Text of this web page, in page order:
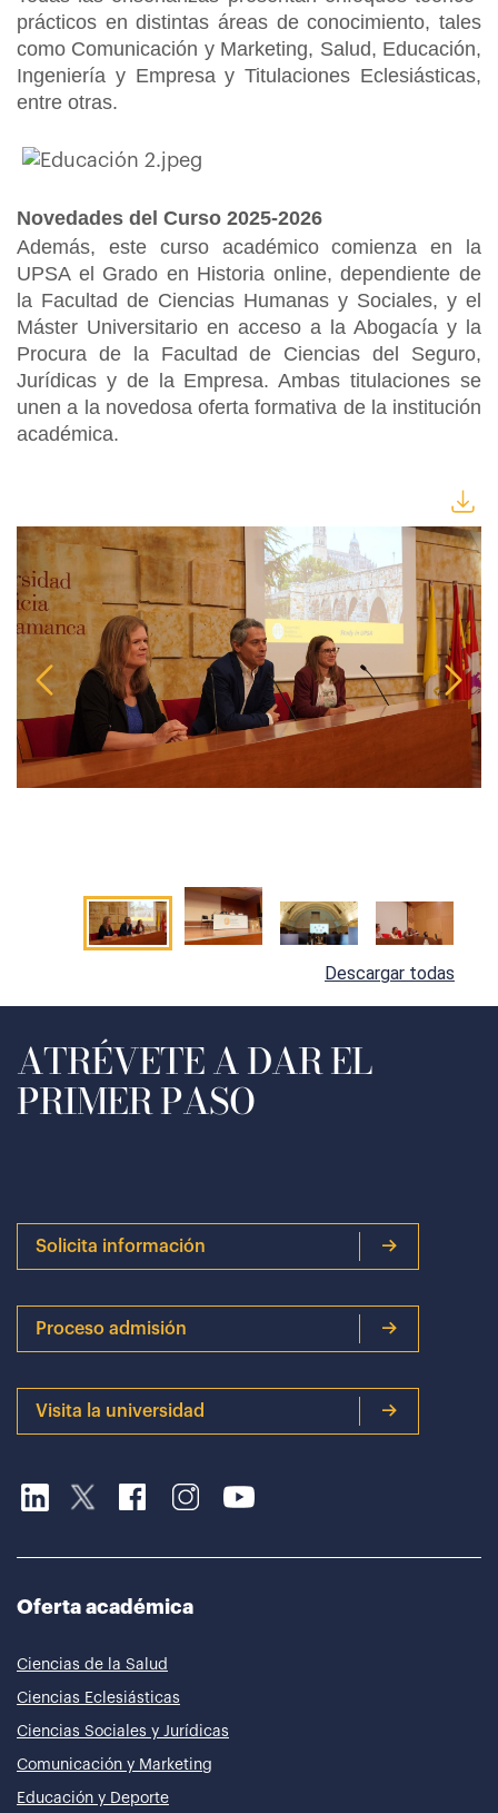
prácticos en distintas áreas de conocimiento, tales
como Comunicación y Marketing, Salud, Educación,
Ingeniería y Empresa y Titulaciones Eclesiásticas,
entre otras.
Novedades del Curso 2025-2026
Además, este curso académico comienza en la
UPSA el Grado en Historia online, dependiente de
la Facultad de Ciencias Humanas y Sociales, y el
Máster Universitario en acceso a la Abogacía y la
Procura de la Facultad de Ciencias del Seguro,
Jurídicas y de la Empresa. Ambas titulaciones se
unen a la novedosa oferta formativa de la institución
académica.
Descargar todas
ATRÉVETE A DAR EL
PRIMER PASO
Solicita información
Proceso admisión
Visita la universidad
Oferta académica
Ciencias de la Salud
Ciencias Eclesiásticas
Ciencias Sociales y Jurídicas
Comunicación y Marketing
Educación y Deporte